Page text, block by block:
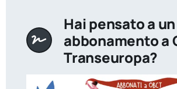
Hai pensato a un
abbonamento a
Transeuropa?